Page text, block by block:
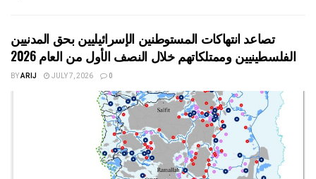
تصاعد انتهاكات المستوطنين الإسرائيليين بحق المدنيين
الفلسطينيين وممتلكاتهم خلال النصف الأول من العام 2026
BYARIJ JULY 7, 2026 0